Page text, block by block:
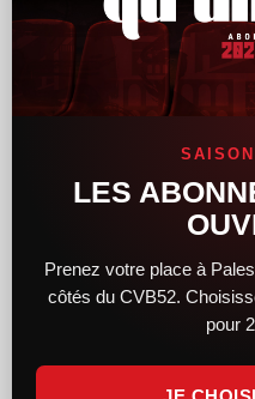
LES
Prenez votre place à
côtés du CVB52.
pour